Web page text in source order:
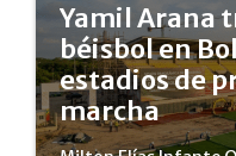
Yamil Arana
béisbol en
estadios de
marcha